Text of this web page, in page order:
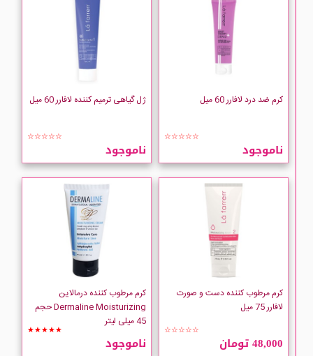
DERMO MEDIC
Ditron
DOTINI
dulgon
Elizabeth-Arden
کرم ضد درد لافارر 60 میل
☆☆☆☆☆
ناموجود
ژل گیاهی ترمیم کننده لافارر 60 میل
☆☆☆☆☆
ناموجود
کرم مرطوب کننده دست و صورت
لافارر 75 میل
☆☆☆☆☆
48,000 تومان
کرم مرطوب کننده درمالاین
Dermaline Moisturizing حجم
45 میلی لیتر
★★★★★
ناموجود